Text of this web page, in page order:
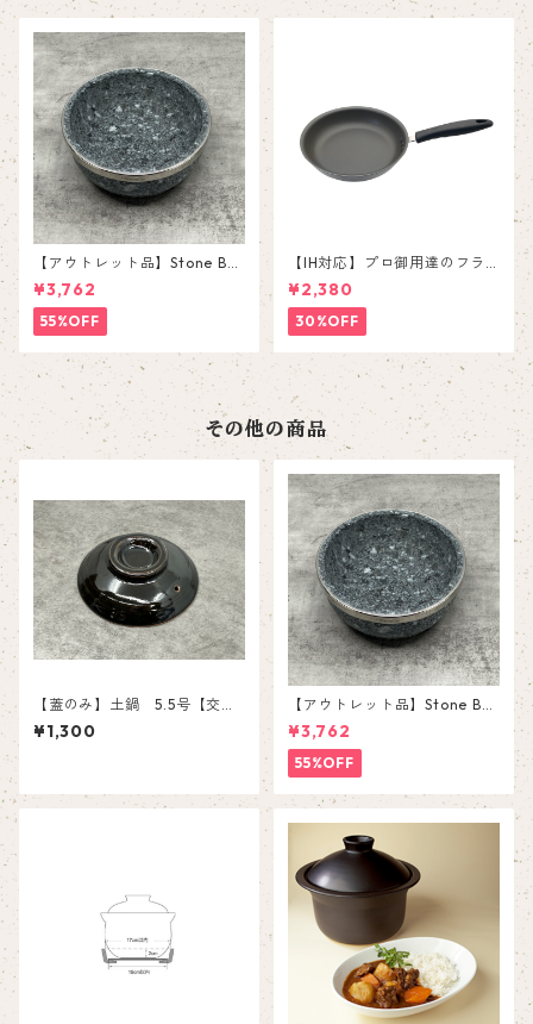
【アウトレット品】Stone Bo
wl YS-0116D【補強付き石
鍋】
¥3,762
55%OFF
【IH対応】プロ御用達のフラ
イパン 24cm
¥2,380
30%OFF
その他の商品
【蓋のみ】土鍋 5.5号【交換
部品】
¥1,300
【アウトレット品】Stone Bo
wl YS-0116D【補強付き石
鍋】
¥3,762
55%OFF